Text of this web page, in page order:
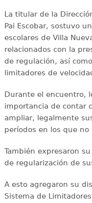
La titular de la
Pai Escobar, sostuvo
escolares de Villa
relacionados con la
de regulación, así
limitadores de
Durante el encuentro,
importancia de contar
ampliar, legalmente
períodos en los que
También expresaron
de regularización de
A esto agregaron su
Sistema de